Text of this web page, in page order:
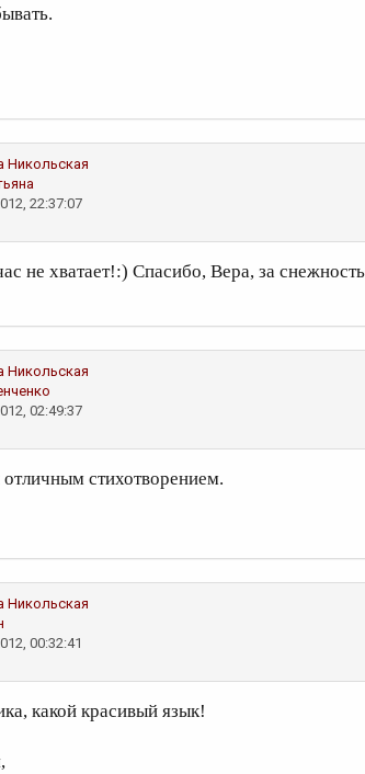
Никольская
22:37:07
не хватает!:) Спасибо, Вера, за
Никольская
02:49:37
стихотворением.
Никольская
00:32:41
какой красивый язык!